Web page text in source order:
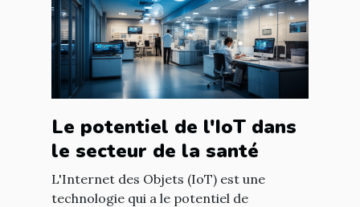
Le potentiel de l'IoT dans
le secteur de la santé
L'Internet des Objets (IoT) est une
technologie qui a le potentiel de